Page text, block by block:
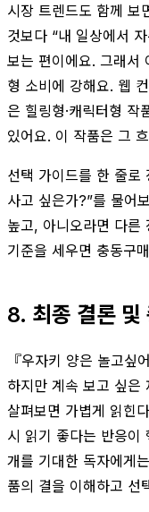
시장 트렌드도 함께 보
것보다 “내 일상에서
보는 편이에요. 그래서
형 소비에 강해요. 웹
은 힐링형·캐릭터형
있어요. 이 작품은 그
선택 가이드를 한 줄로
사고 싶은가?”를 물어
높고, 아니오라면 다른
기준을 세우면 충동구
8. 최종 결론 및
『우자키 양은 놀고싶
하지만 계속 보고 싶은
살펴보면 가볍게 읽힌
시 읽기 좋다는 반응이
개를 기대한 독자에게
품의 결을 이해하고 선